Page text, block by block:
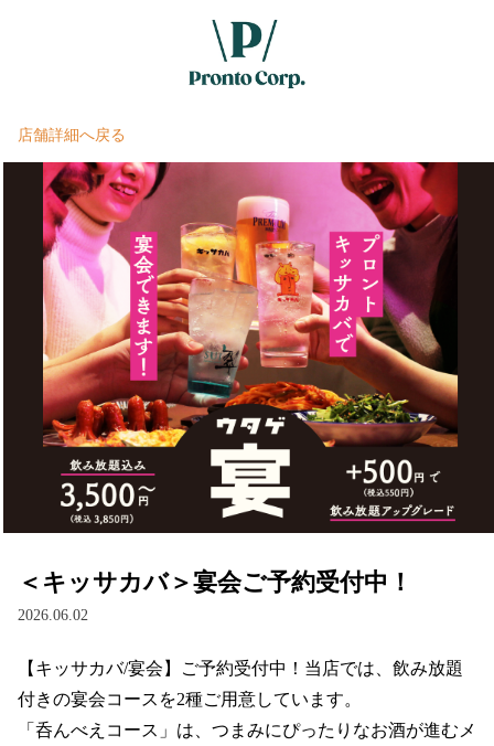
店舗詳細へ戻る
＜キッサカバ＞宴会ご予約受付中！
2026.06.02
【キッサカバ/宴会】ご予約受付中！当店では、飲み放題
付きの宴会コースを2種ご用意しています。
「呑んべえコース」は、つまみにぴったりなお酒が進むメ